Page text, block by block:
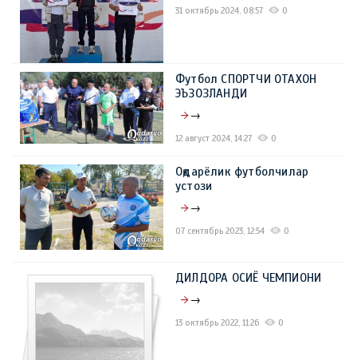
31 октябрь 2024, 08:57 0
Футбол СПОРТЧИ ОТАХОН
ЭЪЗОЗЛАНДИ
→
12 август 2024, 14:27 0
Оқдарёлик футболчилар
устози
→
07 сентябрь 2023, 12:54 0
ДИЛДОРА ОСИЁ ЧЕМПИОНИ
→
13 октябрь 2022, 11:26 0